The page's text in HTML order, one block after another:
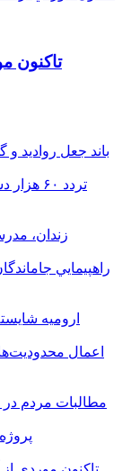
تاکنون
باند جعل روادید
تردد ۶۰
زندان،
راهپيمايي
اروميه
اعمال
مطالبات مردم در
247